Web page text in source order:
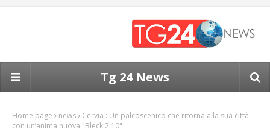
Tg 24 News
Home page news
Cervia : Un palcoscenico che ritorna alla sua città
con un’anima nuova "Bleck 2.10"